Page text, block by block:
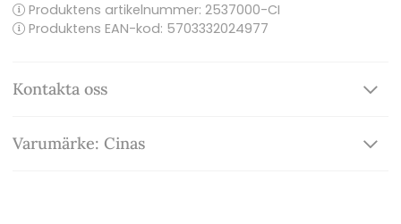
Produktens artikelnummer: 2537000-CI
Produktens EAN-kod: 5703332024977
Kontakta oss
Varumärke: Cinas